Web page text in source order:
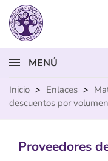
MENÚ
Inicio > Enlaces >
descuentos por
Proveedores